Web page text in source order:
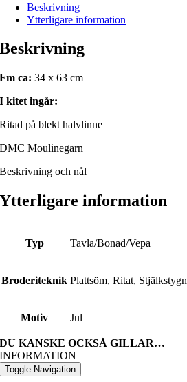
Beskrivning
Ytterligare information
Beskrivning
Fm ca: 34 x 63 cm
I kitet ingår:
Ritad på blekt halvlinne
DMC Moulinegarn
Beskrivning och nål
Ytterligare information
Typ Tavla/Bonad/Vepa
Broderiteknik Plattsöm, Ritat, Stjälkstygn
Motiv Jul
DU KANSKE OCKSÅ GILLAR…
INFORMATION
Toggle Navigation